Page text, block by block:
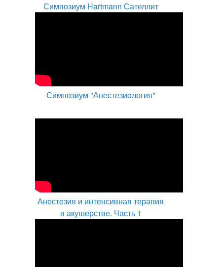
Симпозиум Hartmann Сателлит
Симпозиум "Анестезиология"
Анестезия и интенсивная терапия
в акушерстве. Часть 1